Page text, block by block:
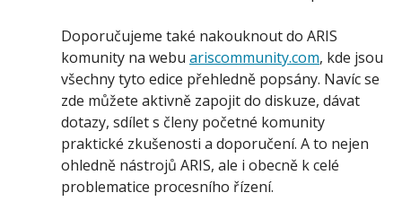
Doporučujeme také nakouknout do ARIS
komunity na webu ariscommunity.com, kde jsou
všechny tyto edice přehledně popsány. Navíc se
zde můžete aktivně zapojit do diskuze, dávat
dotazy, sdílet s členy početné komunity
praktické zkušenosti a doporučení. A to nejen
ohledně nástrojů ARIS, ale i obecně k celé
problematice procesního řízení.